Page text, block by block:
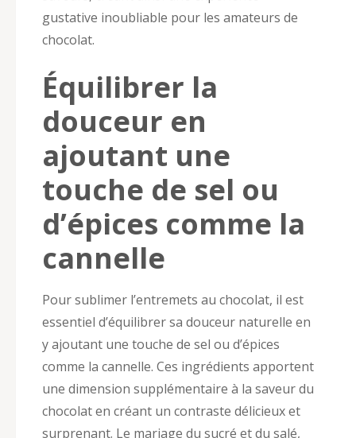
gustative inoubliable pour les amateurs de
chocolat.
Équilibrer la
douceur en
ajoutant une
touche de sel ou
d’épices comme la
cannelle
Pour sublimer l’entremets au chocolat, il est
essentiel d’équilibrer sa douceur naturelle en
y ajoutant une touche de sel ou d’épices
comme la cannelle. Ces ingrédients apportent
une dimension supplémentaire à la saveur du
chocolat en créant un contraste délicieux et
surprenant. Le mariage du sucré et du salé,